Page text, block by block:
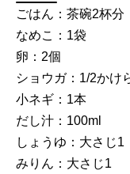
ごはん：茶碗2杯分
なめこ：1袋
卵：2個
ショウガ：1/2かけ
小ネギ：1本
だし汁：100ml
しょうゆ：大さじ1
みりん：大さじ1